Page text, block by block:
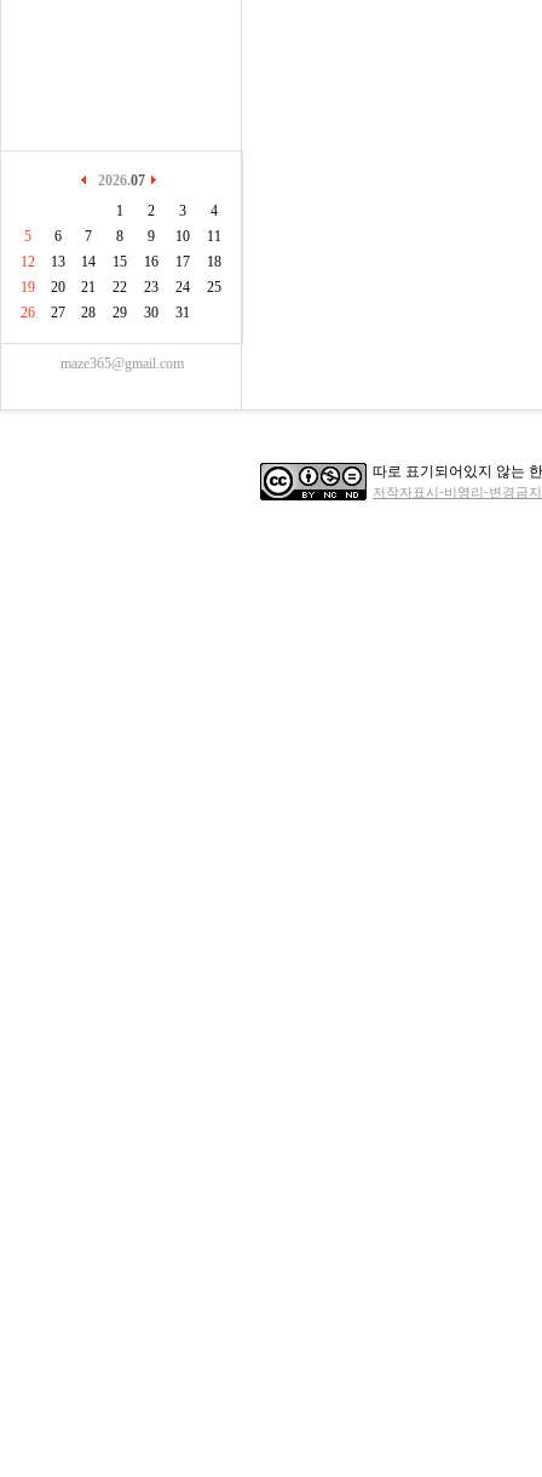
2026.07
1
2 3
4
5
6 7 8 9 10
11
12
13 14 15 16 17
18
19
20 21 22 23 24
25
26
27 28 29 30 31
maze365@gmail.com
따로 표기되어있지 않는
저작자표시-비영리-변경금